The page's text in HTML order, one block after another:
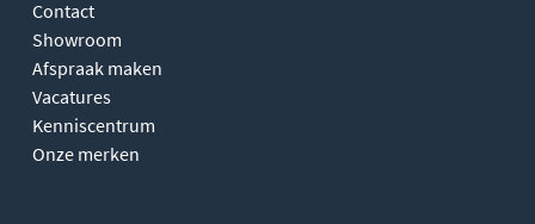
Contact
Showroom
Afspraak maken
Vacatures
Kenniscentrum
Onze merken